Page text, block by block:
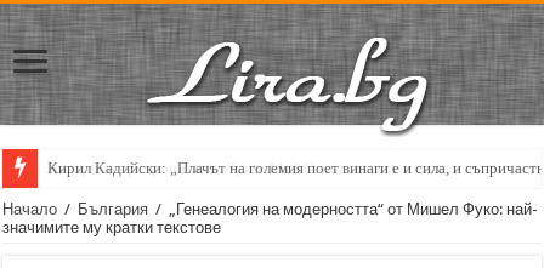
Кирил Кадийски: „Плачът на големия поет винаги е и сила, и
Начало / България / „Генеалогия на модерността“ от Мишел Фуко: най-
значимите му кратки текстове